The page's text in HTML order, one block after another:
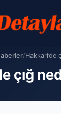
/Hakkari’de
çığ